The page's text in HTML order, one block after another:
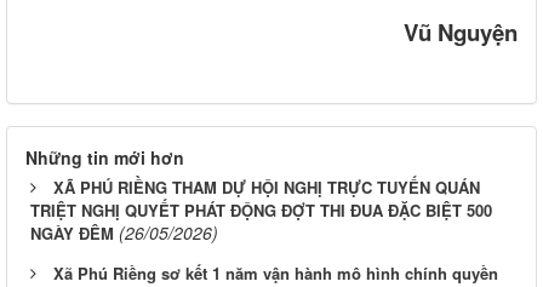
Vũ Nguyện
Những tin mới hơn
XÃ PHÚ RIỀNG THAM DỰ HỘI NGHỊ TRỰC TUYẾN QUÁN
TRIỆT NGHỊ QUYẾT PHÁT ĐỘNG ĐỢT THI ĐUA ĐẶC BIỆT 500
NGÀY ĐÊM (26/05/2026)
Xã Phú Riềng sơ kết 1 năm vận hành mô hình chính quyền